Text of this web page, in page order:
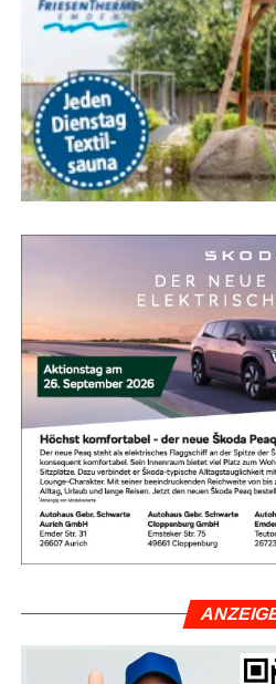
Preis-Leistungs-
Die Tür­kei punk­tet im
dert mit einem her­aus­ra­gen­den
nis. Selbst hoch­klas­si­ge
chem Ser­vice­an­ge­bot sind oft
gleich­ba­re Anla­gen in ande­ren
Attrak­ti­ve Früh­bu­cher-Rabat­te
Um Ent­täu­schun­gen zu
Nut­zung geprüf­ter
Aus­zeich­nun­gen ach­tet und
Kun­den gezielt liest, mini­miert
das Hotel, das zu den
kon­stel­la­ti­on passt.
Fazit: Mit rich­ti­ger
per­fek­ten
Die Tür­kei bleibt eine abso­lu­te
der und fas­zi­nie­ren­de kul­tu­rel­le
ver­bin­den möch­ten. Die
Urlaub lau­tet: recht­zei­tig